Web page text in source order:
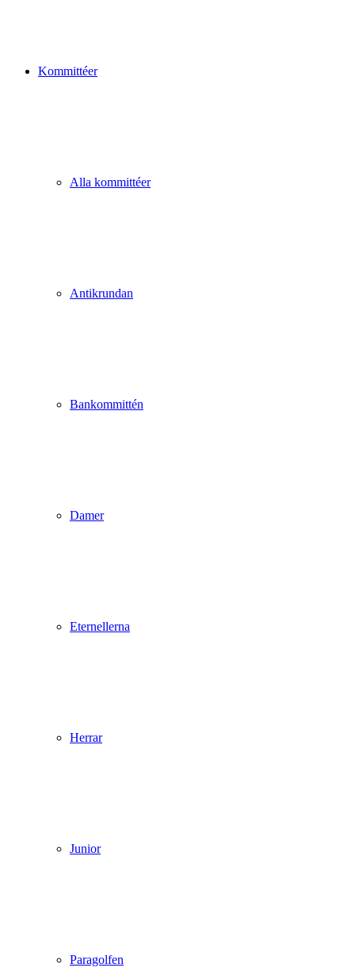
Kommittéer
Alla kommittéer
Antikrundan
Bankommittén
Damer
Eternellerna
Herrar
Junior
Paragolfen